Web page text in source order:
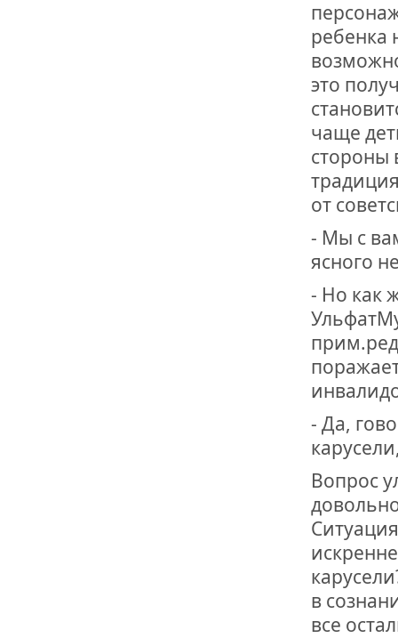
ребенка
это
чаще
стороны
от
- Мы с
ясного
- Но как
- Да,
Вопрос
в
все